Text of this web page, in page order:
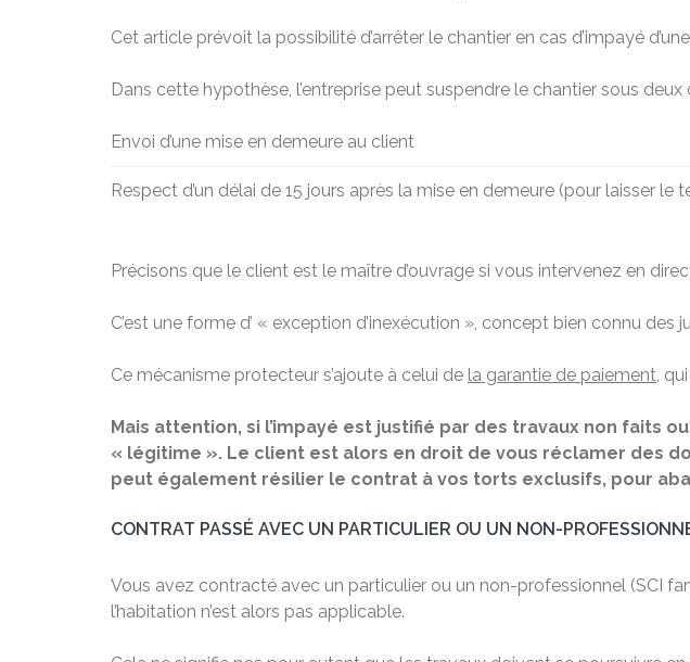
Cet article prévoit la possibilité d’arrêter le chantier en cas d’impayé
Dans cette hypothèse, l’entreprise peut suspendre le chantier sous deux
Envoi d’une mise en demeure au client
Respect d’un délai de 15 jours après la mise en demeure (pour laisser
Précisons que le client est le maître d’ouvrage si vous intervenez en
C’est une forme d’ « exception d’inexécution », concept bien connu des
Ce mécanisme protecteur s’ajoute à celui de la garantie de paiement,
Mais attention, si l’impayé est justifié par des travaux non faits
« légitime ». Le client est alors en droit de vous réclamer des
peut également résilier le contrat à vos torts exclusifs, pour
CONTRAT PASSÉ AVEC UN PARTICULIER OU UN NON-
Vous avez contracté avec un particulier ou un non-professionnel (SCI
l’habitation n’est alors pas applicable.